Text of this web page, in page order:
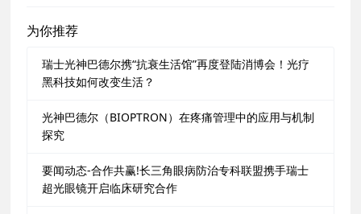
为你推荐
瑞士光神巴德尔携“抗衰生活馆”再度登陆消博会！光疗
黑科技如何改变生活？
光神巴德尔（BIOPTRON）在疼痛管理中的应用与机制
探究
要闻动态-合作共赢!长三角眼病防治专科联盟携手瑞士
超光眼镜开启临床研究合作